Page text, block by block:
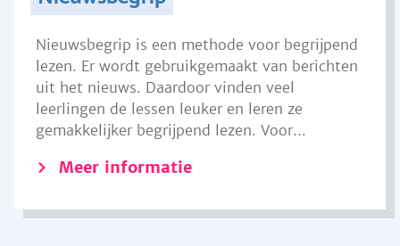
Nieuwsbegrip is een methode voor begrijpend
lezen. Er wordt gebruikgemaakt van berichten
uit het nieuws. Daardoor vinden veel
leerlingen de lessen leuker en leren ze
gemakkelijker begrijpend lezen. Voor...
Meer informatie